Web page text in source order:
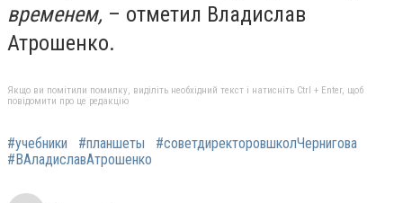
временем, – отметил Владислав
Атрошенко.
Якщо ви помітили помилку, виділіть необхідний текст і натисніть Ctrl + Enter, щоб
повідомити про це редакцію
#учебники #планшеты
#советдиректоровшколЧернигова
#ВАладиславАтрошенко